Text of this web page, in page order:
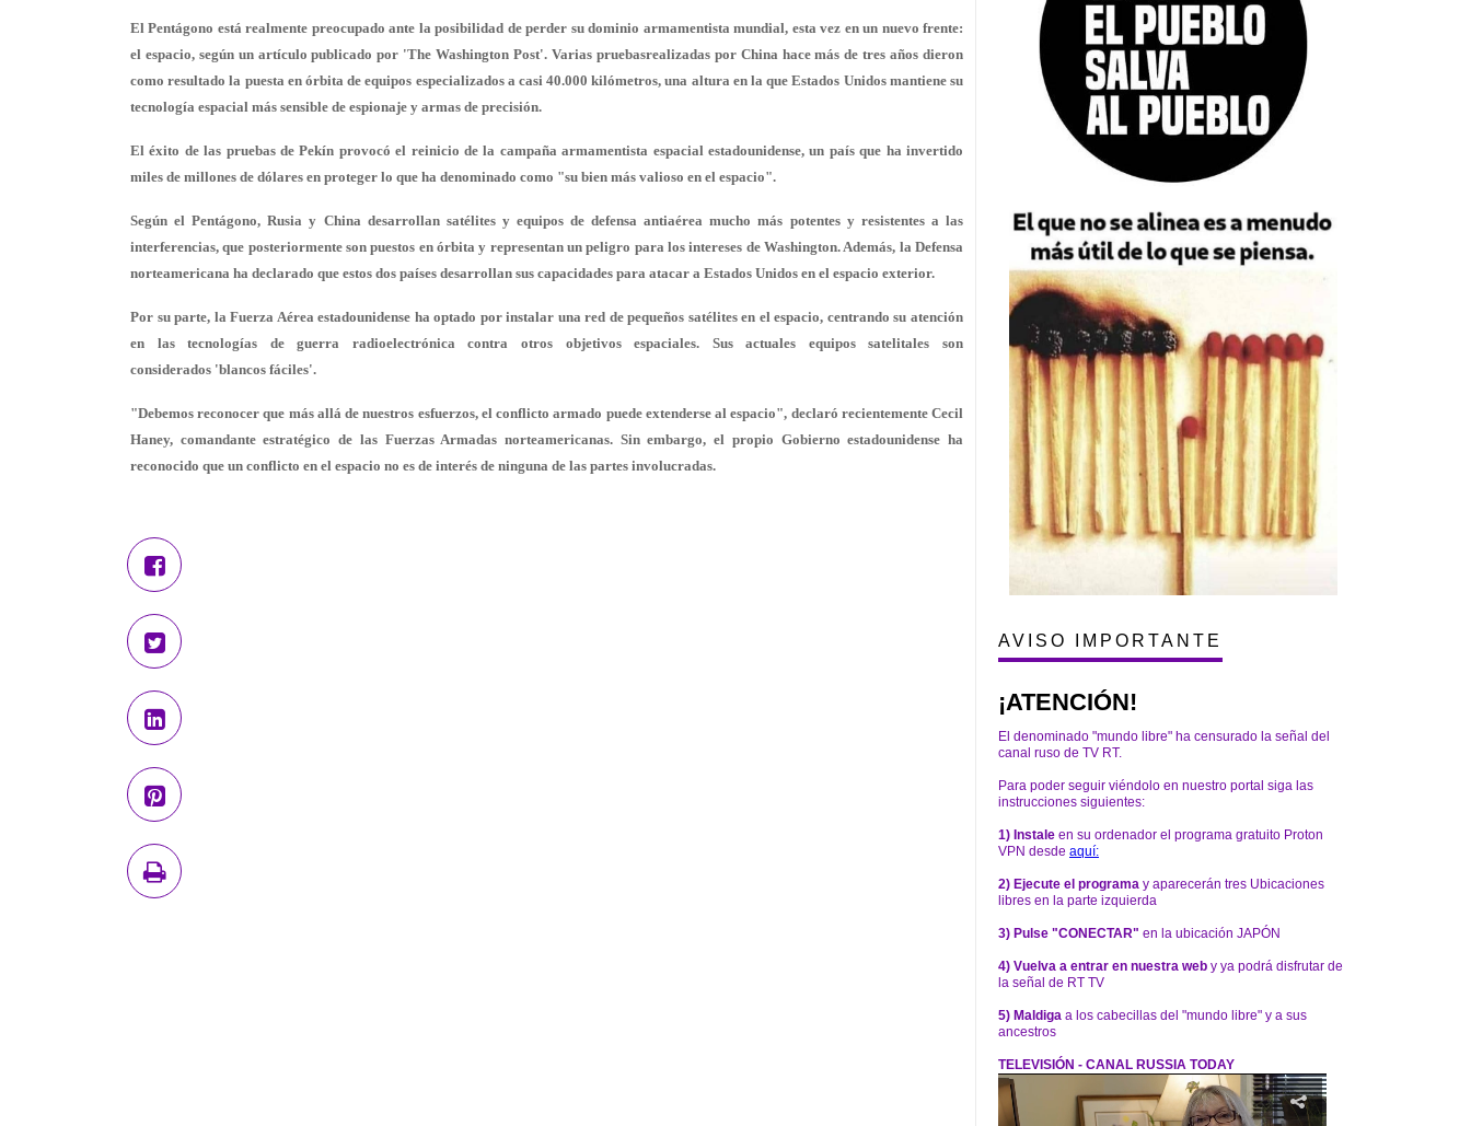
El Pentágono está realmente preocupado ante la posibilidad de perder su dominio armamentista mundial, esta vez en un nuevo frente:
el espacio, según un artículo publicado por 'The Washington Post'. Varias pruebasrealizadas por China hace más de tres años dieron
como resultado la puesta en órbita de equipos especializados a casi 40.000 kilómetros, una altura en la que Estados Unidos mantiene su
tecnología espacial más sensible de espionaje y armas de precisión.
El éxito de las pruebas de Pekín provocó el reinicio de la campaña armamentista espacial estadounidense, un país que ha invertido
miles de millones de dólares en proteger lo que ha denominado como "su bien más valioso en el espacio".
Según el Pentágono, Rusia y China desarrollan satélites y equipos de defensa antiaérea mucho más potentes y resistentes a las
interferencias, que posteriormente son puestos en órbita y representan un peligro para los intereses de Washington. Además, la Defensa
norteamericana ha declarado que estos dos países desarrollan sus capacidades para atacar a Estados Unidos en el espacio exterior.
Por su parte, la Fuerza Aérea estadounidense ha optado por instalar una red de pequeños satélites en el espacio, centrando su atención
en las tecnologías de guerra radioelectrónica contra otros objetivos espaciales. Sus actuales equipos satelitales son
considerados 'blancos fáciles'.
"Debemos reconocer que más allá de nuestros esfuerzos, el conflicto armado puede extenderse al espacio", declaró recientemente Cecil
Haney, comandante estratégico de las Fuerzas Armadas norteamericanas. Sin embargo, el propio Gobierno estadounidense ha
reconocido que un conflicto en el espacio no es de interés de ninguna de las partes involucradas.
AVISO IMPORTANTE
¡ATENCIÓN!
El denominado "mundo libre" ha censurado la señal del
canal ruso de TV RT.
Para poder seguir viéndolo en nuestro portal siga las
instrucciones siguientes:
1) Instale en su ordenador el programa gratuito Proton
VPN desde aquí:
2) Ejecute el programa y aparecerán tres Ubicaciones
libres en la parte izquierda
3) Pulse "CONECTAR" en la ubicación JAPÓN
4) Vuelva a entrar en nuestra web y ya podrá disfrutar de
la señal de RT TV
5) Maldiga a los cabecillas del "mundo libre" y a sus
ancestros
TELEVISIÓN - CANAL RUSSIA TODAY